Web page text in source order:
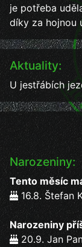
Aktuality:
U jestřábích
je potřeba
díky za hojnou
Narozeniny:
Tento měsíc
16.8. Štefan
Narozeniny
20.9. Jan